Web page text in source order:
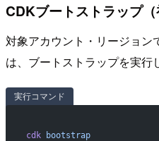
CDKブートストラップ（
対象アカウント・リージョン
は、ブートストラップを実行
実行コマンド
cdk bootstrap